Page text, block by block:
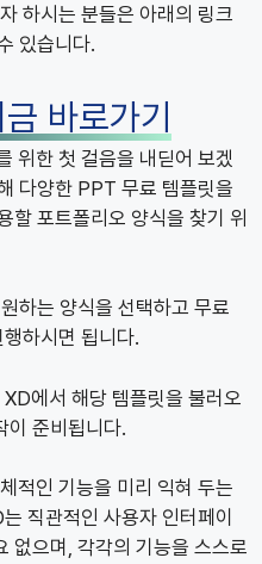
하시는 분들은 아래의 링크
있습니다.
바로가기
위한 첫 걸음을 내딛어 보겠
다양한 PPT 무료 템플릿을
할 포트폴리오 양식을 찾기 위
하는 양식을 선택하고 무료
하시면 됩니다.
에서 해당 템플릿을 불러오
이 준비됩니다.
적인 기능을 미리 익혀 두는
직관적인 사용자 인터페이
없으며, 각각의 기능을 스스로